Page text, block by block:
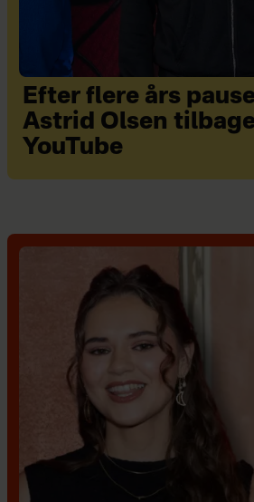
Efter flere års
Astrid Olsen
YouTube